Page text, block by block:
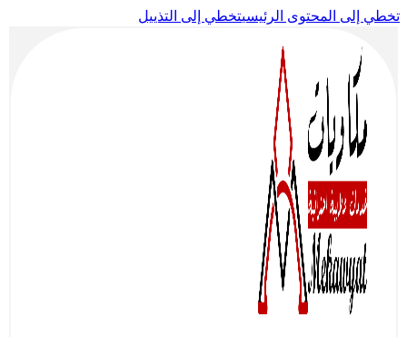
تخطي إلى المحتوى الرئيسيتخطي إلى التذييل